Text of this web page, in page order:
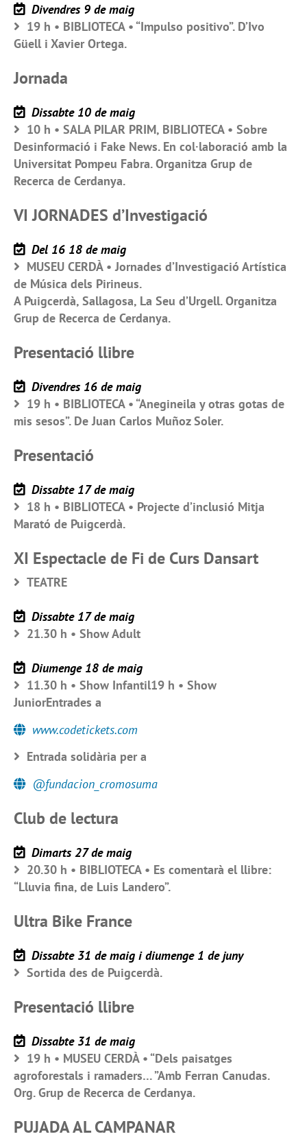
Divendres 9 de maig
19 h • BIBLIOTECA • “Impulso positivo”. D’Ivo
Güell i Xavier Ortega.
Jornada
Dissabte 10 de maig
10 h • SALA PILAR PRIM, BIBLIOTECA • Sobre
Desinformació i Fake News. En col·laboració amb la
Universitat Pompeu Fabra. Organitza Grup de
Recerca de Cerdanya.
VI JORNADES d’Investigació
Del 16 18 de maig
MUSEU CERDÀ • Jornades d’Investigació Artística
de Música dels Pirineus.
A Puigcerdà, Sallagosa, La Seu d’Urgell. Organitza
Grup de Recerca de Cerdanya.
Presentació llibre
Divendres 16 de maig
19 h • BIBLIOTECA • “Anegineila y otras gotas de
mis sesos”. De Juan Carlos Muñoz Soler.
Presentació
Dissabte 17 de maig
18 h • BIBLIOTECA • Projecte d’inclusió Mitja
Marató de Puigcerdà.
XI Espectacle de Fi de Curs Dansart
TEATRE
Dissabte 17 de maig
21.30 h • Show Adult
Diumenge 18 de maig
11.30 h • Show Infantil19 h • Show
JuniorEntrades a
www.codetickets.com
Entrada solidària per a
@fundacion_cromosuma
Club de lectura
Dimarts 27 de maig
20.30 h • BIBLIOTECA • Es comentarà el llibre:
“Lluvia fina, de Luis Landero”.
Ultra Bike France
Dissabte 31 de maig i diumenge 1 de juny
Sortida des de Puigcerdà.
Presentació llibre
Dissabte 31 de maig
19 h • MUSEU CERDÀ • “Dels paisatges
agroforestals i ramaders… ”Amb Ferran Canudas.
Org. Grup de Recerca de Cerdanya.
PUJADA AL CAMPANAR